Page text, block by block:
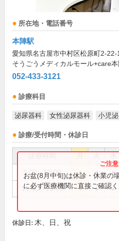
所在地・電話番号
本陣駅
愛知県名古屋市中村区松原町2-22-1
そうごうメディカルモール+care
052-433-3121
診療科目
泌尿器科 女性泌尿器科 小児
診療/受付時間・休診日
9:00～12:00 ● ● ●
16:00～19:00 ● ● ●
お盆(8月中旬)は休診・休業の
に必ず医療機関に直接ご確認く
休診日: 木、日、祝